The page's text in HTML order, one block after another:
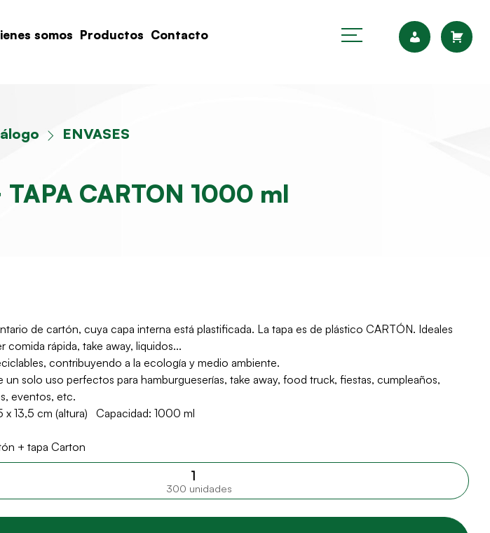
somos Productos Contacto
ENVASES
TAPA CARTON 1000 ml
de cartón, cuya capa interna está plastificada. La tapa es de plástico CARTÓN. Ideales
comida rápida, take away, liquidos...
contribuyendo a la ecología y medio ambiente.
un solo uso perfectos para hamburgueserías, take away, food truck, fiestas, cumpleaños,
eventos, etc.
x 13,5 cm (altura) Capacidad: 1000 ml
+ tapa Carton
300 unidades